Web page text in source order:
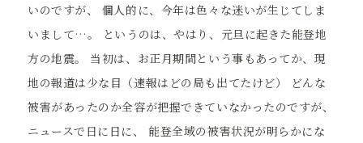
いのですが、 個人的に、今年は色々な迷いが生じてしま
いまして…。 というのは、やはり、元旦に起きた能登地
方の地震。 当初は、お正月期間という事もあってか、現
地の報道は少な目（速報はどの局も出てたけど） どんな
被害があったのか全容が把握できていなかったのですが、
ニュースで日に日に、 能登全域の被害状況が明らかにな